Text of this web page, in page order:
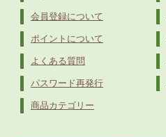
会員登録について
ポイントについて
よくある質問
パスワード再発行
商品カテゴリー